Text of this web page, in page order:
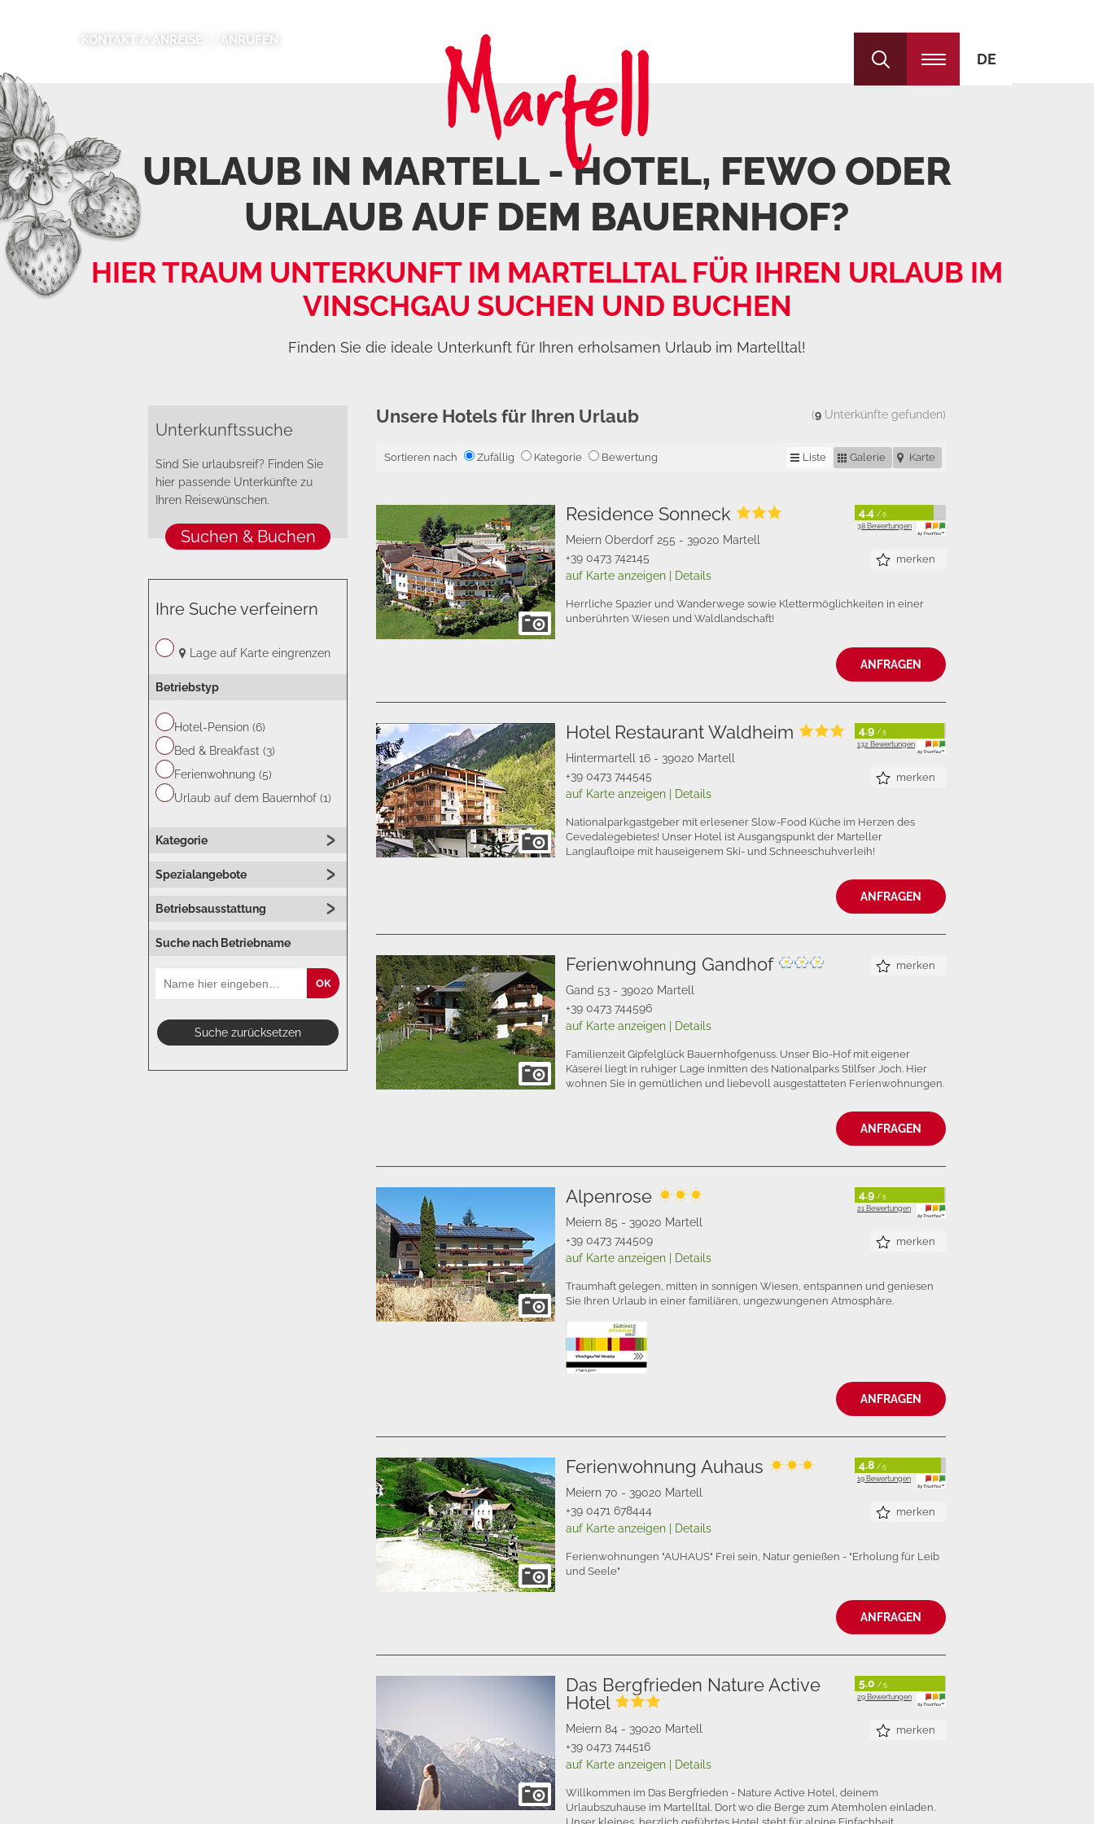
KONTAKT & ANREISE ANRUFEN
DE
URLAUB IN MARTELL - HOTEL, FEWO ODER
URLAUB AUF DEM BAUERNHOF?
HIER TRAUM UNTERKUNFT IM MARTELLTAL FÜR IHREN URLAUB IM
VINSCHGAU SUCHEN UND BUCHEN
Finden Sie die ideale Unterkunft für Ihren erholsamen Urlaub im Martelltal!
Unterkunftssuche
Sind Sie urlaubsreif? Finden Sie
hier passende Unterkünfte zu
Ihren Reisewünschen.
Suchen & Buchen
Ihre Suche verfeinern
Lage auf Karte eingrenzen
Betriebstyp
Hotel-Pension (6)
Bed & Breakfast (3)
Ferienwohnung (5)
Urlaub auf dem Bauernhof (1)
Kategorie
Spezialangebote
Betriebsausstattung
Suche nach Betriebname
OK
Suche zurücksetzen
(9 Unterkünfte gefunden)
Unsere Hotels für Ihren Urlaub
Liste Galerie Karte
Sortieren nach Zufällig Kategorie Bewertung
4.4 / 5
38 Bewertungen
merken
Residence Sonneck
Meiern Oberdorf 255 - 39020 Martell
+39 0473 742145
auf Karte anzeigen
Details
Herrliche Spazier und Wanderwege sowie Klettermöglichkeiten in einer
unberührten Wiesen und Waldlandschaft!
ANFRAGEN
4.9 / 5
132 Bewertungen
merken
Hotel Restaurant Waldheim
Hintermartell 16 - 39020 Martell
+39 0473 744545
auf Karte anzeigen
Details
Nationalparkgastgeber mit erlesener Slow-Food Küche im Herzen des
Cevedalegebietes! Unser Hotel ist Ausgangspunkt der Marteller
Langlaufloipe mit hauseigenem Ski- und Schneeschuhverleih!
ANFRAGEN
merken
Ferienwohnung Gandhof
Gand 53 - 39020 Martell
+39 0473 744596
auf Karte anzeigen
Details
Familienzeit Gipfelglück Bauernhofgenuss. Unser Bio-Hof mit eigener
Käserei liegt in ruhiger Lage inmitten des Nationalparks Stilfser Joch. Hier
wohnen Sie in gemütlichen und liebevoll ausgestatteten Ferienwohnungen.
ANFRAGEN
4.9 / 5
21 Bewertungen
merken
Alpenrose
Meiern 85 - 39020 Martell
+39 0473 744509
auf Karte anzeigen
Details
Traumhaft gelegen, mitten in sonnigen Wiesen, entspannen und geniesen
Sie Ihren Urlaub in einer familiären, ungezwungenen Atmosphäre.
ANFRAGEN
4.8 / 5
19 Bewertungen
merken
Ferienwohnung Auhaus
Meiern 70 - 39020 Martell
+39 0471 678444
auf Karte anzeigen
Details
Ferienwohnungen "AUHAUS" Frei sein, Natur genießen - "Erholung für Leib
und Seele"
ANFRAGEN
5.0 / 5
29 Bewertungen
merken
Das Bergfrieden Nature Active
Hotel
Meiern 84 - 39020 Martell
+39 0473 744516
auf Karte anzeigen
Details
Willkommen im Das Bergfrieden - Nature Active Hotel, deinem
Urlaubszuhause im Martelltal. Dort wo die Berge zum Atemholen einladen.